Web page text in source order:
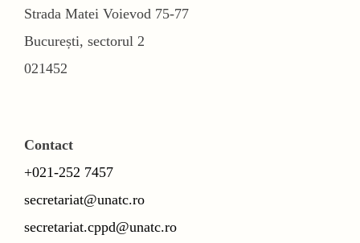
Strada Matei Voievod 75-77
București, sectorul 2
021452
Contact
+021-252 7457
secretariat@unatc.ro
secretariat.cppd@unatc.ro